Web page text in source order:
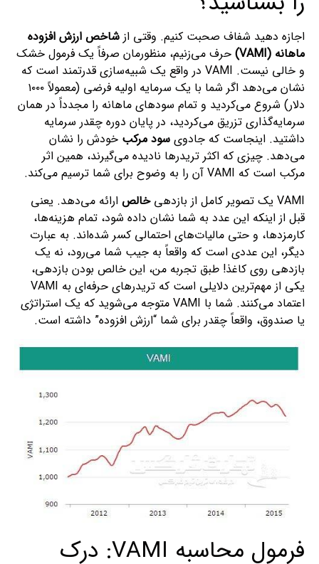
اجازه دهید شفاف صحبت کنیم. وقتی از شاخص ارزش افزوده
ماهانه (VAMI)
حرف می‌زنیم، منظورمان صرفاً یک فرمول خشک
و خالی نیست. VAMI در واقع یک شبیه‌سازی قدرتمند است که
نشان می‌دهد اگر شما با یک سرمایه اولیه فرضی (معمولاً ۱۰۰۰
دلار) شروع می‌کردید و تمام سودهای ماهانه را مجدداً در همان
سرمایه‌گذاری تزریق می‌کردید، در پایان دوره چقدر سرمایه
داشتید. اینجاست که جادوی سود مرکب خودش را نشان
می‌دهد. چیزی که اکثر تریدرها نادیده می‌گیرند، همین اثر
مرکب است که VAMI آن را به وضوح برای شما ترسیم می‌کند.
VAMI یک تصویر کامل از بازدهی
خالص ارائه می‌دهد. یعنی
قبل از اینکه این عدد به شما نشان داده شود، تمام هزینه‌ها،
کارمزدها، و حتی مالیات‌های احتمالی کسر شده‌اند. به عبارت
دیگر، این عددی است که واقعاً به جیب شما می‌رود، نه یک
بازدهی روی کاغذ! طبق تجربه من، این خالص بودن بازدهی،
یکی از مهم‌ترین دلایلی است که تریدرهای حرفه‌ای به VAMI
اعتماد می‌کنند. شما با VAMI متوجه می‌شوید که یک استراتژی
یا صندوق، واقعاً چقدر برای شما “ارزش افزوده” داشته است.
فرمول محاسبه VAMI: درک